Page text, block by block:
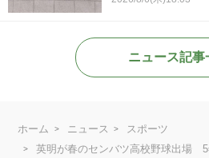
ニュース記事
ホーム ニュース
スポーツ
英明が春のセンバツ高校野球出場